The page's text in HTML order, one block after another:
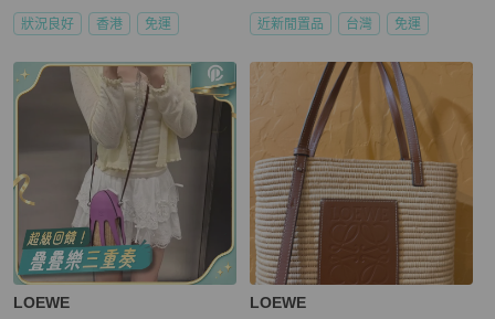
狀況良好 香港 免運 近新閒置品 台灣 免運
LOEWE LOEWE